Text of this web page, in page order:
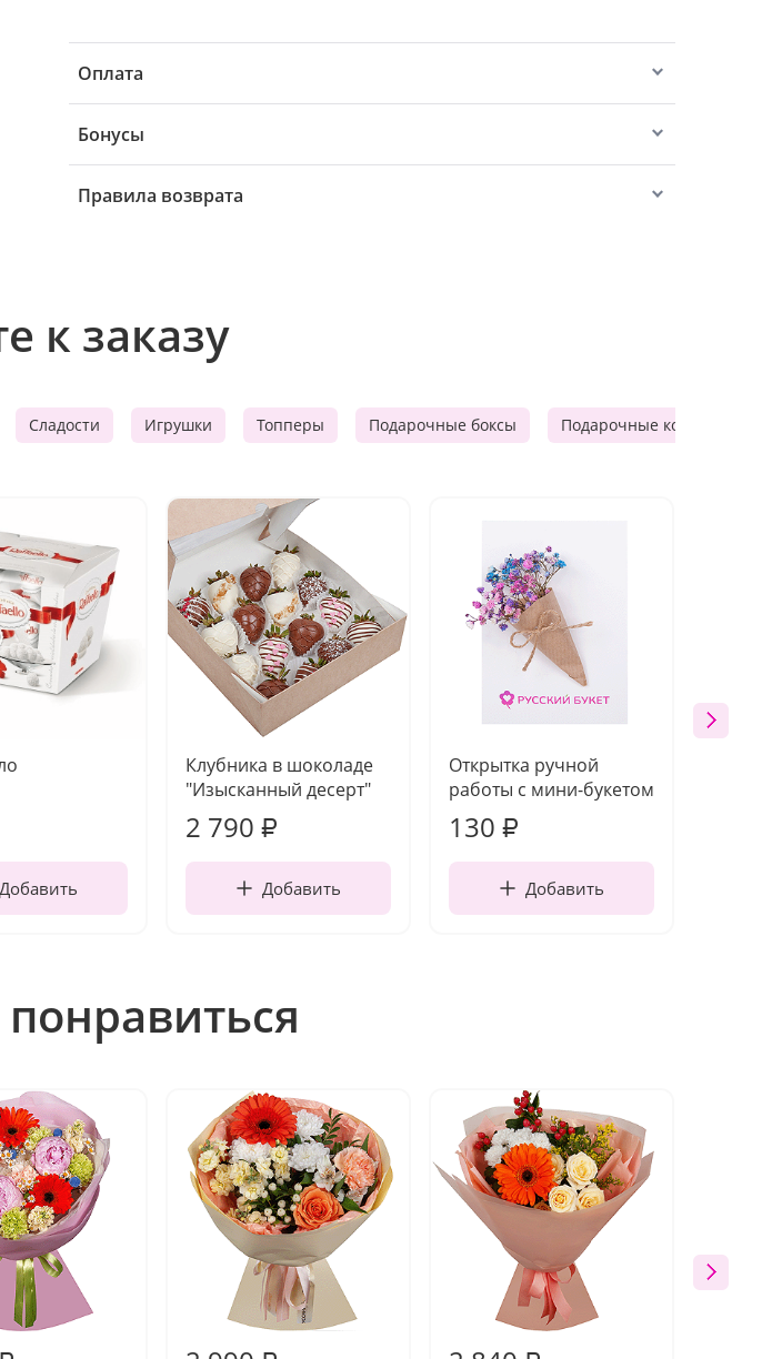
Оплата
Бонусы
Правила возврата
к заказу
Сладости Игрушки Топперы Подарочные боксы Подарочные корзины
Добавить
Клубника в шоколаде
"Изысканный десерт"
2 790 ₽
Добавить
Открытка ручной
работы с мини-букетом
130 ₽
Добавить